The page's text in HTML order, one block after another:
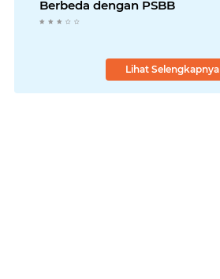
Berbeda dengan PSBB
Lihat Selengkapnya